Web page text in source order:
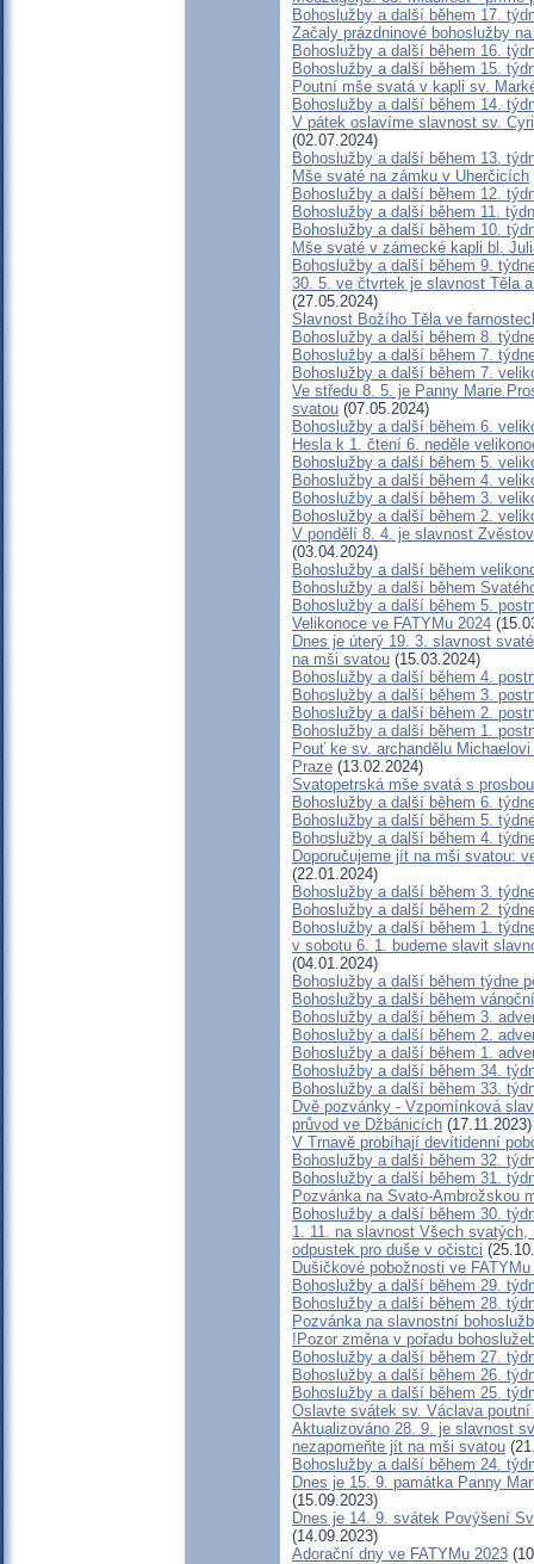
Bohoslužby a další během 17.
Začaly prázdninové bohoslužby
Bohoslužby a další během 16.
Bohoslužby a další během 15.
Poutní mše svatá v kapli sv.
Bohoslužby a další během 14.
V pátek oslavíme slavnost sv.
(02.07.2024)
Bohoslužby a další během 13.
Mše svaté na zámku v Uherčicích
Bohoslužby a další během 12.
Bohoslužby a další během 11.
Bohoslužby a další během 10.
Mše svaté v zámecké kapli bl.
Bohoslužby a další během 9.
30. 5. ve čtvrtek je slavnost Těla
(27.05.2024)
Slavnost Božího Těla ve
Bohoslužby a další během 8.
Bohoslužby a další během 7.
Bohoslužby a další během 7.
Ve středu 8. 5. je Panny Marie
svatou (07.05.2024)
Bohoslužby a další během 6.
Hesla k 1. čtení 6. neděle
Bohoslužby a další během 5.
Bohoslužby a další během 4.
Bohoslužby a další během 3.
Bohoslužby a další během 2.
V pondělí 8. 4. je slavnost
(03.04.2024)
Bohoslužby a další během
Bohoslužby a další během
Bohoslužby a další během 5.
Velikonoce ve FATYMu 2024
Dnes je úterý 19. 3. slavnost
na mši svatou (15.03.2024)
Bohoslužby a další během 4.
Bohoslužby a další během 3.
Bohoslužby a další během 2.
Bohoslužby a další během 1.
Pouť ke sv. archandělu
Praze (13.02.2024)
Svatopetrská mše svatá s
Bohoslužby a další během 6.
Bohoslužby a další během 5.
Bohoslužby a další během 4.
Doporučujeme jít na mši svatou:
(22.01.2024)
Bohoslužby a další během 3.
Bohoslužby a další během 2.
Bohoslužby a další během 1.
v sobotu 6. 1. budeme slavit
(04.01.2024)
Bohoslužby a další během týdne
Bohoslužby a další během
Bohoslužby a další během 3.
Bohoslužby a další během 2.
Bohoslužby a další během 1.
Bohoslužby a další během 34.
Bohoslužby a další během 33.
Dvě pozvánky - Vzpomínková
průvod ve Džbánicích (17.11.2023)
V Trnavě probíhají devítidenní
Bohoslužby a další během 32.
Bohoslužby a další během 31.
Pozvánka na Svato-Ambrožskou
Bohoslužby a další během 30.
1. 11. na slavnost Všech
odpustek pro duše v očistci
Dušičkové pobožnosti ve
Bohoslužby a další během 29.
Bohoslužby a další během 28.
Pozvánka na slavnostní
!Pozor změna v pořadu
Bohoslužby a další během 27.
Bohoslužby a další během 26.
Bohoslužby a další během 25.
Oslavte svátek sv. Václava
Aktualizováno 28. 9. je slavnost
nezapomeňte jít na mši svatou
Bohoslužby a další během 24.
Dnes je 15. 9. památka Panny
(15.09.2023)
Dnes je 14. 9. svátek Povýšení
(14.09.2023)
Adorační dny ve FATYMu 2023